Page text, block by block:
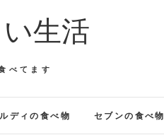
生活
べてます
ディの食べ物 セブンの食べ物